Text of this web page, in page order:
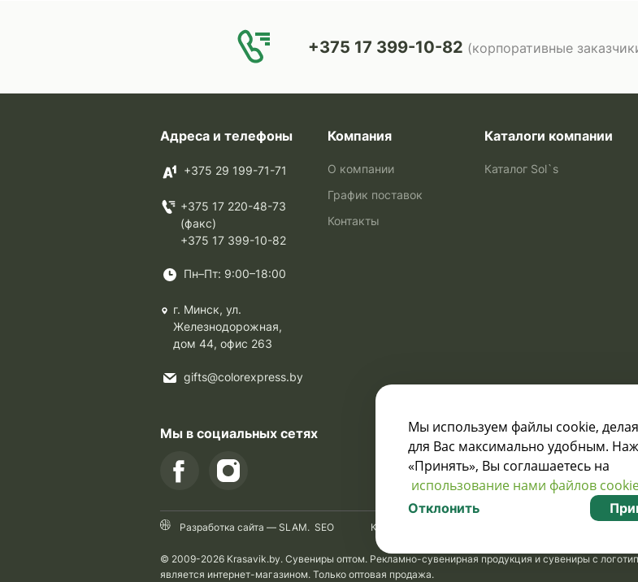
+375 17 399-10-82 (корпоративные
Адреса и телефоны
+375 29 199-71-71
+375 17 220-48-73
(факс)
+375 17 399-10-82
Пн–Пт: 9:00–18:00
г. Минск, ул.
Железнодорожная,
дом 44, офис 263
gifts@colorexpress.by
Компания
О компании
График поставок
Контакты
Каталоги компании
Каталог Sol`s
Узнавайте о скидках
и акциях:
Мы в социальных сетях
Карта сайта
© 2009-2026 Krasavik.by. Сувениры оптом. Рекламно-сувенирная продукция и сувениры с
является интернет-магазином. Только оптовая продажа.
Разработка сайта — SLAM. SEO
Мы используем файлы cookie,
для Вас максимально удобным.
«Принять», Вы соглашаетесь на
использование нами файлов
Отклонить